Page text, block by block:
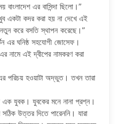
এর বাসিন্দা ছিলো।”
একটা কদর করা হয় না দেখে এই
করে বসতি স্থাপন করেছে।”
এর ঘনিষ্ঠ সহযোগী জোসেফ।
নামে এই দ্বীপের নামকরণ করা
পরিচয় হওয়াটা অদ্ভুত। তখন তারা
যুবক। যুবকের মনে নানা প্রশ্ন।
উত্তর দিতে পারেননি। যারা